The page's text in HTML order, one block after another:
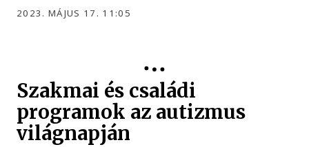
2023. MÁJUS 17. 11:05
Szakmai és családi
programok az autizmus
világnapján